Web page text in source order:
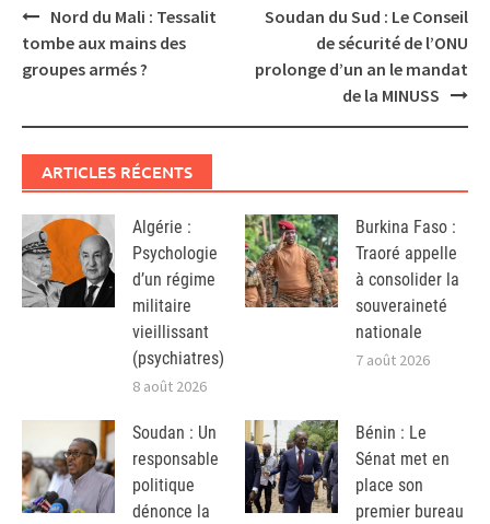
Post
navigation
Nord du Mali : Tessalit
tombe aux mains des
groupes armés ?
Soudan du Sud : Le Conseil
de sécurité de l’ONU
prolonge d’un an le mandat
de la MINUSS
ARTICLES RÉCENTS
Algérie :
Psychologie
d’un régime
militaire
vieillissant
(psychiatres)
8 août 2026
Burkina Faso :
Traoré appelle
à consolider la
souveraineté
nationale
7 août 2026
Soudan : Un
responsable
politique
dénonce la
Bénin : Le
Sénat met en
place son
premier bureau